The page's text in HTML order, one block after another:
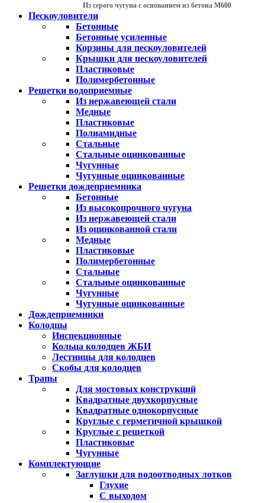
Из серого чугуна с основанием из бетона М600
Пескоуловители
Бетонные
Бетонные усиленные
Корзины для пескоуловителей
Крышки для пескоуловителей
Пластиковые
Полимербетонные
Решетки водоприемные
Из нержавеющей стали
Медные
Пластиковые
Полиамидные
Стальные
Стальные оцинкованные
Чугунные
Чугунные оцинкованные
Решетки дождеприемника
Бетонные
Из высокопрочного чугуна
Из нержавеющей стали
Из оцинкованной стали
Медные
Пластиковые
Полимербетонные
Стальные
Стальные оцинкованные
Чугунные
Чугунные оцинкованные
Дождеприемники
Колодцы
Инспекционные
Кольца колодцев ЖБИ
Лестницы для колодцев
Скобы для колодцев
Трапы
Для мостовых конструкций
Квадратные двухкорпусные
Квадратные однокорпусные
Круглые с герметичной крышкой
Круглые с решеткой
Пластиковые
Чугунные
Комплектующие
Заглушки для водоотводных лотков
Глухие
С выходом